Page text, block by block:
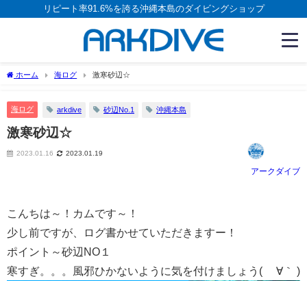
リピート率91.6%を誇る沖縄本島のダイビングショップ
ホーム 海ログ 激寒砂辺☆
海ログ arkdive 砂辺No.1 沖縄本島
激寒砂辺☆
2023.01.16 2023.01.19
アークダイブ
こんちは～！カムです～！
少し前ですが、ログ書かせていただきますー！
ポイント～砂辺NO１
寒すぎ。。。風邪ひかないように気を付けましょう( ´∀｀ )